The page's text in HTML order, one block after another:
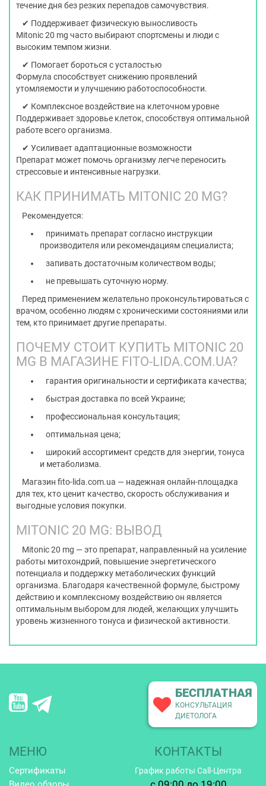
течение дня без резких перепадов самочувствия.
✔ Поддерживает физическую выносливость
Mitonic 20 mg часто выбирают спортсмены и люди с
высоким темпом жизни.
✔ Помогает бороться с усталостью
Формула способствует снижению проявлений
утомляемости и улучшению работоспособности.
✔ Комплексное воздействие на клеточном уровне
Поддерживает здоровье клеток, способствуя оптимальной
работе всего организма.
✔ Усиливает адаптационные возможности
Препарат может помочь организму легче переносить
стрессовые и интенсивные нагрузки.
КАК ПРИНИМАТЬ MITONIC 20 MG?
Рекомендуется:
принимать препарат согласно инструкции
производителя или рекомендациям специалиста;
запивать достаточным количеством воды;
не превышать суточную норму.
Перед применением желательно проконсультироваться с
врачом, особенно людям с хроническими состояниями или
тем, кто принимает другие препараты.
ПОЧЕМУ СТОИТ КУПИТЬ MITONIC 20
MG В МАГАЗИНЕ FITO-LIDA.COM.UA?
гарантия оригинальности и сертификата качества;
быстрая доставка по всей Украине;
профессиональная консультация;
оптимальная цена;
широкий ассортимент средств для энергии, тонуса
и метаболизма.
Магазин fito-lida.com.ua — надежная онлайн-площадка
для тех, кто ценит качество, скорость обслуживания и
выгодные условия покупки.
MITONIC 20 MG: ВЫВОД
Mitonic 20 mg — это препарат, направленный на усиление
работы митохондрий, повышение энергетического
потенциала и поддержку метаболических функций
организма. Благодаря качественной формуле, быстрому
действию и комплексному воздействию он является
оптимальным выбором для людей, желающих улучшить
уровень жизненного тонуса и физической активности.
БЕСПЛАТНАЯ
КОНСУЛЬТАЦИЯ
ДИЕТОЛОГА
МЕНЮ
Сертификаты
КОНТАКТЫ
График работы Call-Центра